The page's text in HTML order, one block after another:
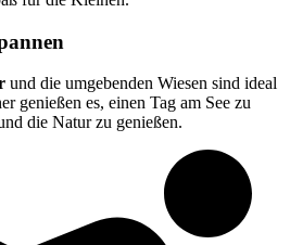
und die umgebenden Wiesen sind ideal
genießen es, einen Tag am See zu
die Natur zu genießen.